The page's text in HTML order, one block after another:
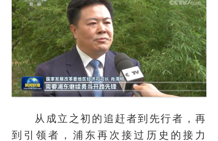
从成立之初的追赶者到先行者，再
到引领者，浦东再次接过历史的接力